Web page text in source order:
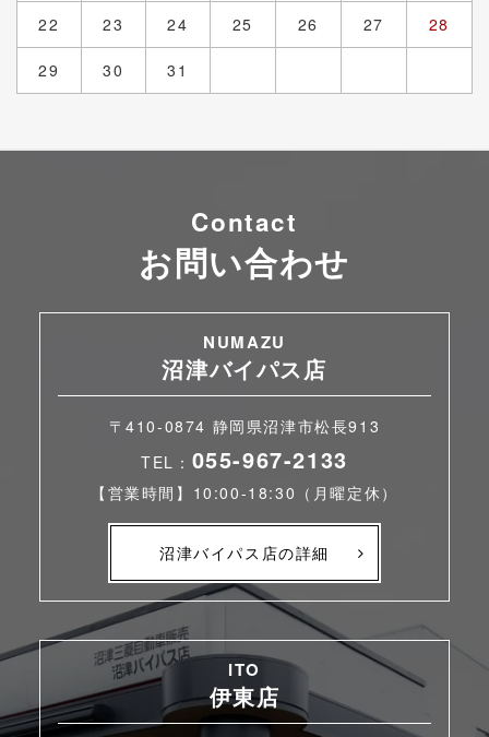
22 23 24 25 26 27 28
29 30 31
Contact
お問い合わせ
NUMAZU
沼津バイパス店
〒410-0874 静岡県沼津市松長913
TEL： 055-967-2133
【営業時間】10:00-18:30（月曜定休）
沼津バイパス店の詳細
ITO
伊東店